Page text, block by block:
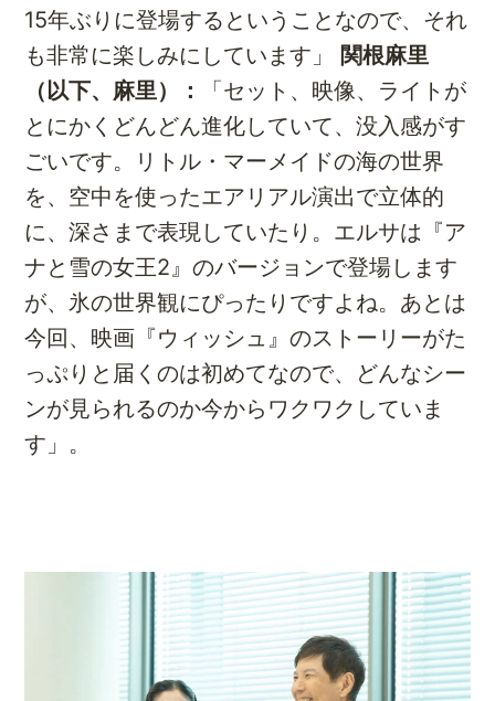
15年ぶりに登場するということなので、それ
も非常に楽しみにしています」
関根麻里
（以下、麻里）：
「セット、映像、ライトが
とにかくどんどん進化していて、没入感がす
ごいです。リトル・マーメイドの海の世界
を、空中を使ったエアリアル演出で立体的
に、深さまで表現していたり。エルサは『ア
ナと雪の女王2』のバージョンで登場します
が、氷の世界観にぴったりですよね。あとは
今回、映画『ウィッシュ』のストーリーがた
っぷりと届くのは初めてなので、どんなシー
ンが見られるのか今からワクワクしていま
す」。